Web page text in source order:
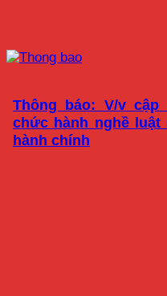
Thông báo: V/v
chức hành nghề
hành chính